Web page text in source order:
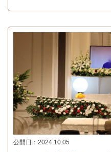
公開日： 2024.10.05